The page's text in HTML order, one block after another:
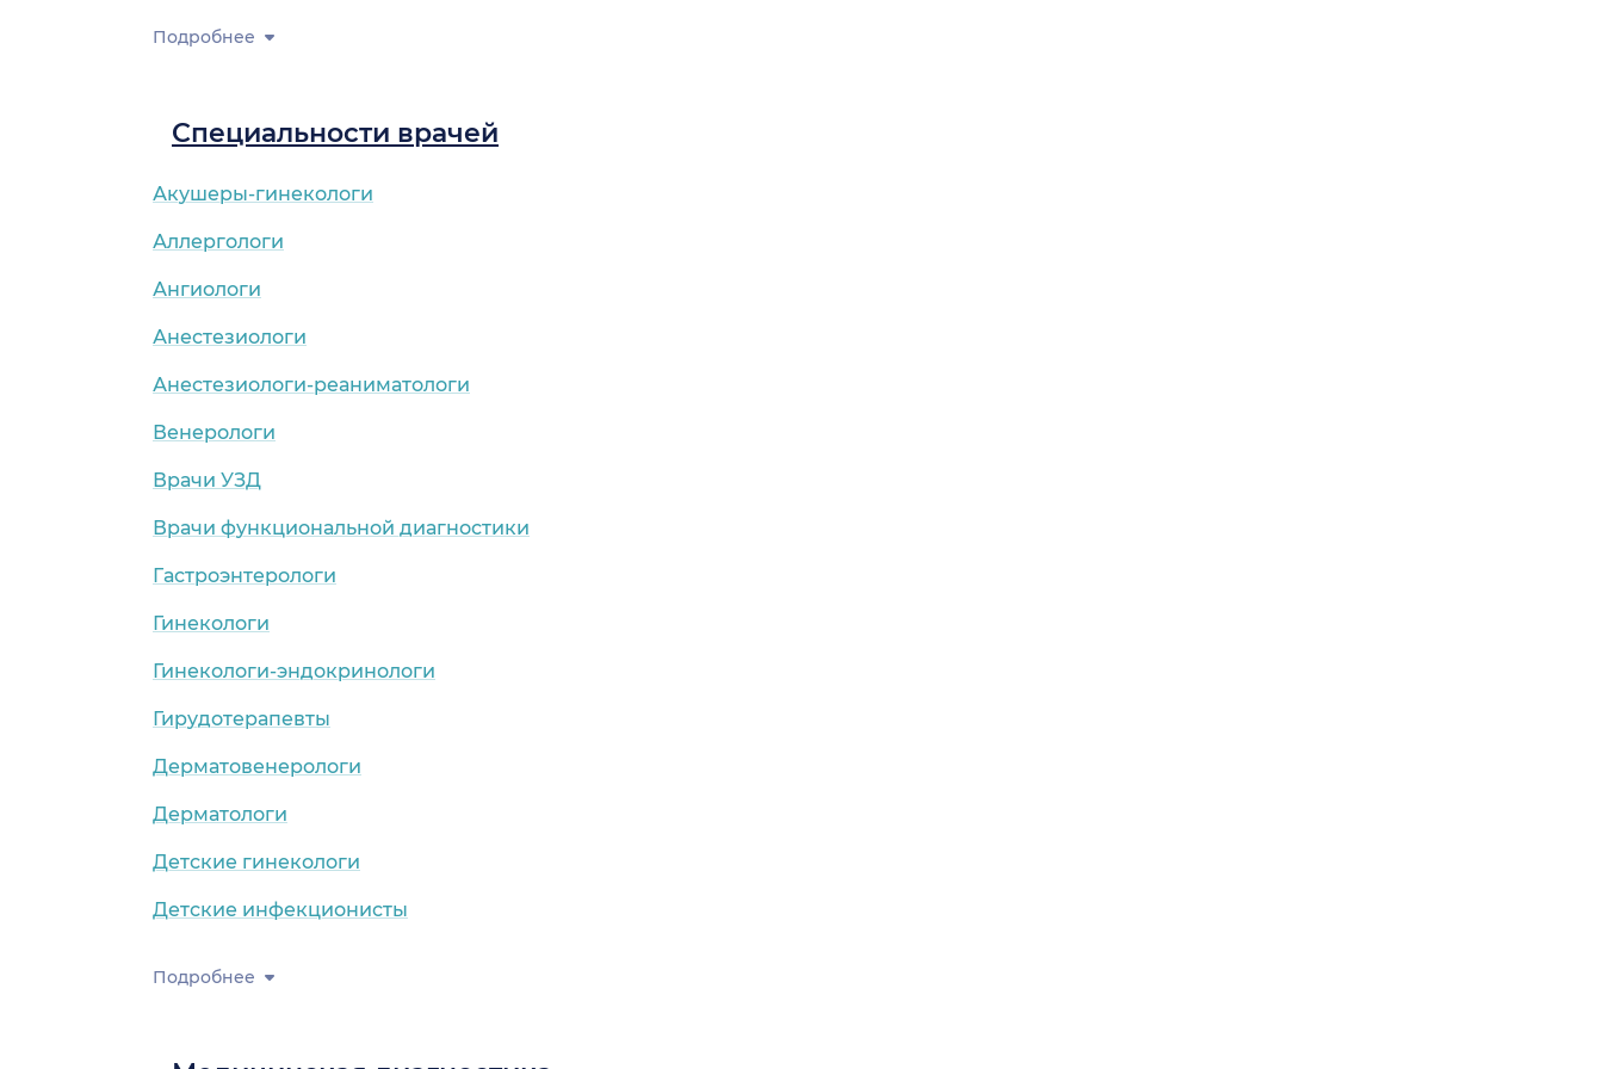
Подробнее
Специальности врачей
Акушеры-гинекологи
Аллергологи
Ангиологи
Анестезиологи
Анестезиологи-реаниматологи
Венерологи
Врачи УЗД
Врачи функциональной диагностики
Гастроэнтерологи
Гинекологи
Гинекологи-эндокринологи
Гирудотерапевты
Дерматовенерологи
Дерматологи
Детские гинекологи
Детские инфекционисты
Подробнее